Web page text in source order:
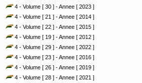
4 - Volume [ 30 ] - Annee [ 2023 ]
4 - Volume [ 21 ] - Annee [ 2014 ]
4 - Volume [ 22 ] - Annee [ 2015 ]
4 - Volume [ 19 ] - Annee [ 2012 ]
4 - Volume [ 29 ] - Annee [ 2022 ]
4 - Volume [ 23 ] - Annee [ 2016 ]
4 - Volume [ 26 ] - Annee [ 2019 ]
4 - Volume [ 28 ] - Annee [ 2021 ]